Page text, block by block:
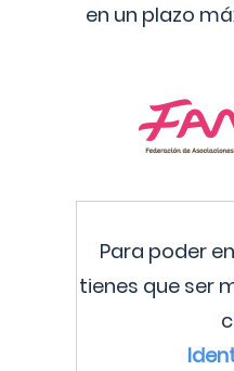
en un plazo
Para poder
tienes que ser